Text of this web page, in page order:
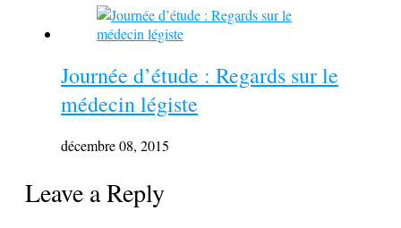
Journée d’étude : Regards sur le
médecin légiste
décembre 08, 2015
Leave a Reply